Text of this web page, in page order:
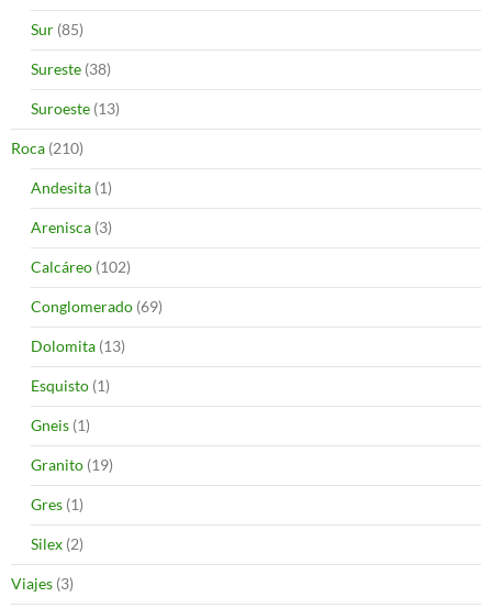
Sur (85)
Sureste (38)
Suroeste (13)
Roca (210)
Andesita (1)
Arenisca (3)
Calcáreo (102)
Conglomerado (69)
Dolomita (13)
Esquisto (1)
Gneis (1)
Granito (19)
Gres (1)
Silex (2)
Viajes (3)